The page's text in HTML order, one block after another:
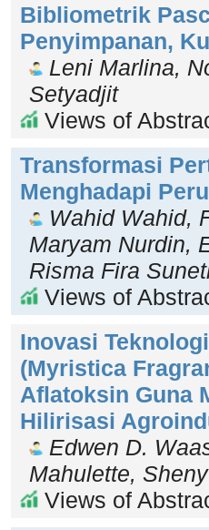
Bibliometrik
Penyimpanan,
Leni Marlina,
Setyadjit
Views of
Transformasi
Menghadapi
Wahid Wahid,
Maryam Nurdin,
Risma Fira
Views of
Inovasi
(Myristica
Aflatoksin Guna
Hilirisasi
Edwen D.
Mahulette,
Views of